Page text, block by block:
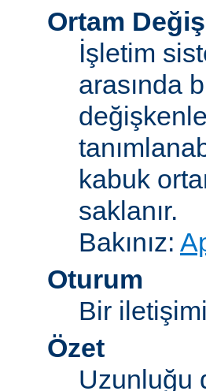
Ortam
İşletim
arasında
kabuk
saklanır.
Bakınız:
Oturum
Bir
Özet
Uzunluğu